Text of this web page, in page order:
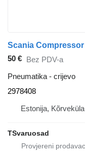
50 € Bez PDV-a
Pneumatika - crijevo
2978408
Estonija, Kõrveküla
TSvaruosad